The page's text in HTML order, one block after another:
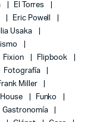
El Torres
Eric Powell
Usaka
Fixion
Flipbook
Fotografía
Miller
House
Funko
Gastronomía